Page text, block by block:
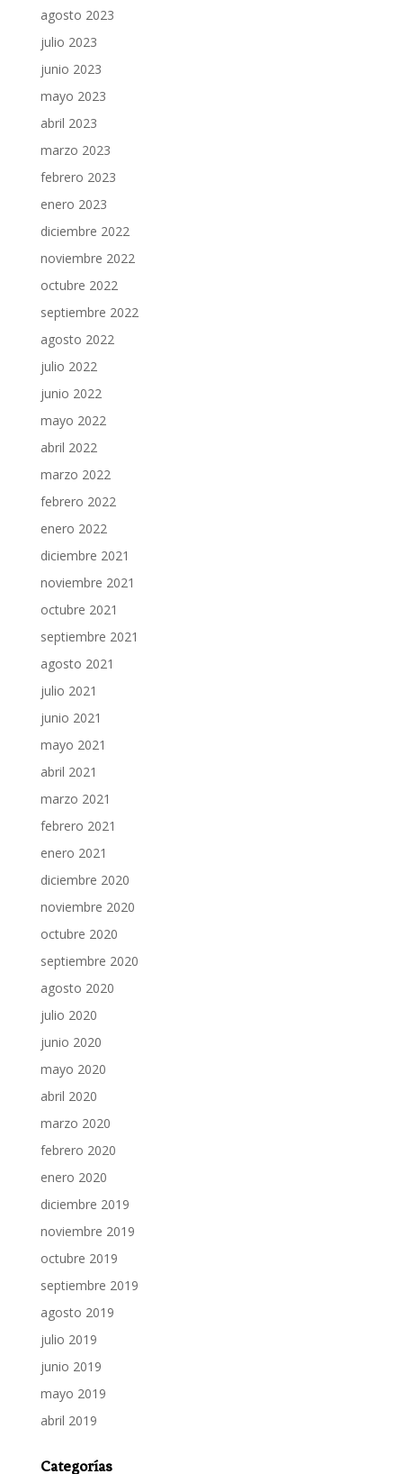
agosto 2023
julio 2023
junio 2023
mayo 2023
abril 2023
marzo 2023
febrero 2023
enero 2023
diciembre 2022
noviembre 2022
octubre 2022
septiembre 2022
agosto 2022
julio 2022
junio 2022
mayo 2022
abril 2022
marzo 2022
febrero 2022
enero 2022
diciembre 2021
noviembre 2021
octubre 2021
septiembre 2021
agosto 2021
julio 2021
junio 2021
mayo 2021
abril 2021
marzo 2021
febrero 2021
enero 2021
diciembre 2020
noviembre 2020
octubre 2020
septiembre 2020
agosto 2020
julio 2020
junio 2020
mayo 2020
abril 2020
marzo 2020
febrero 2020
enero 2020
diciembre 2019
noviembre 2019
octubre 2019
septiembre 2019
agosto 2019
julio 2019
junio 2019
mayo 2019
abril 2019
Categorías